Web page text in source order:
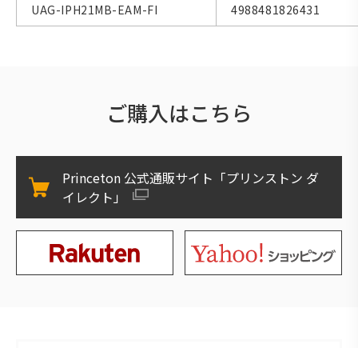
UAG-IPH21MB-EAM-FI
4988481826431
ご購入はこちら
Princeton 公式通販サイト「プリンストン ダ
イレクト」